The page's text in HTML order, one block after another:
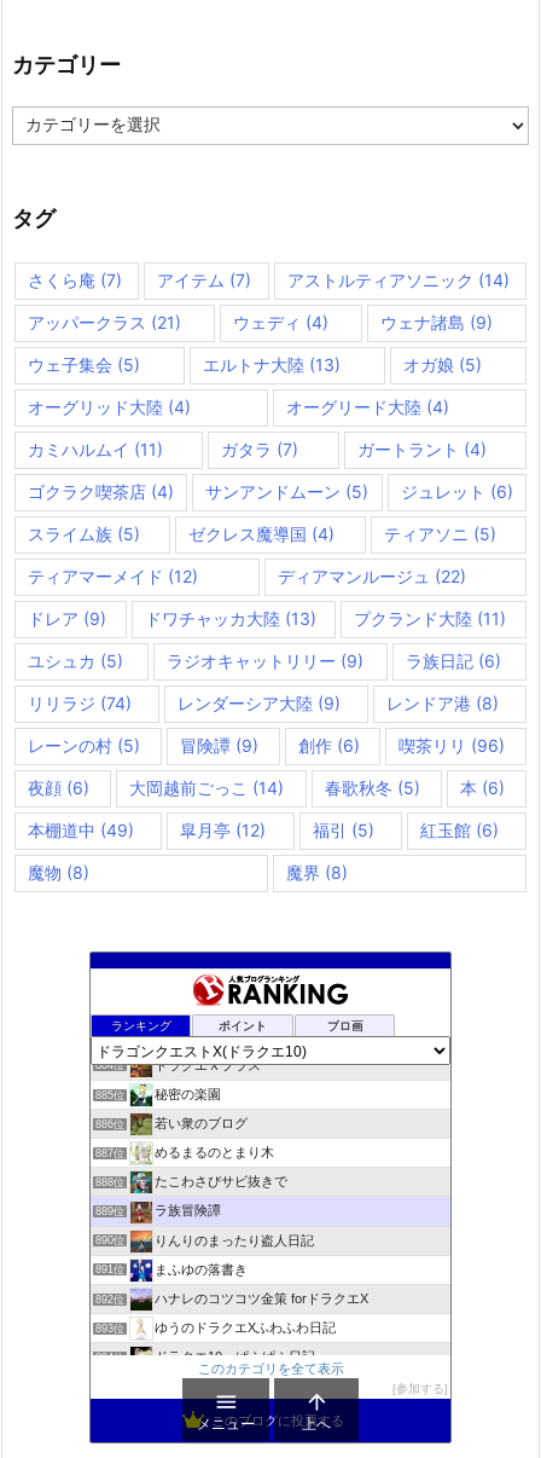
カテゴリー
テ
ー
タグ
さくら庵 (7) アイテム (7) アストルティアソニック (14)
アッパークラス (21) ウェディ (4) ウェナ諸島 (9)
ウェ子集会 (5) エルトナ大陸 (13) オガ娘 (5)
オーグリッド大陸 (4) オーグリード大陸 (4)
カミハルムイ (11) ガタラ (7) ガートラント (4)
ゴクラク喫茶店 (4) サンアンドムーン (5) ジュレット (6)
スライム族 (5) ゼクレス魔導国 (4) ティアソニ (5)
ティアマーメイド (12) ディアマンルージュ (22)
ドレア (9) ドワチャッカ大陸(13) プクランド大陸 (11)
ユシュカ (5) ラジオキャットリリー (9) ラ族日記 (6)
リリラジ (74) レンダーシア大陸 (9) レンドア港 (8)
レーンの村 (5) 冒険譚(9) 創作(6) 喫茶リリ (96)
夜顔 (6) 大岡越前ごっこ (14) 春歌秋冬 (5) 本 (6)
本棚道中 (49) 皐月亭 (12) 福引 (5) 紅玉館(6)
魔物 (8) 魔界 (8)
ランキング ポイント ブロ画
夢路電信草紙
883位 ドラクエ10ぱふぱふの向こう側
884位 ドラクエＸプラス
885位 秘密の楽園
886位 若い衆のブログ
887位 めるまるのとまり木
888位 たこわさびサビ抜きで
889位 ラ族冒険譚
890位 りんりのまったり盗人日記
891位 まふゆの落書き
892位 ハナレのコツコツ金策 forドラクエX
893位 ゆうのドラクエXふわふわ日記
894位 ドラクエ10 ぱふぱふ日記
もきゅブロ
このカテゴリを全て表示
参加する
このブログに投票する

メニュー

上へ